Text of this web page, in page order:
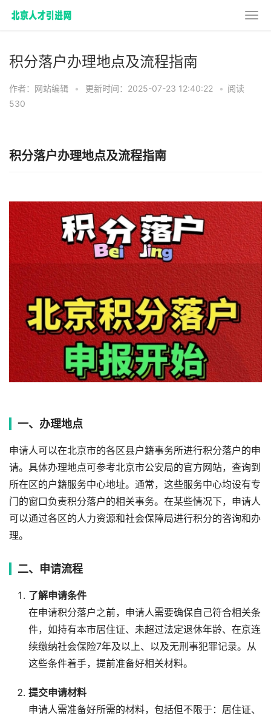
积分落户办理地点及流程指南
作者：网站编辑 • 更新时间：2025-07-23 12:40:22 • 阅读
530
积分落户办理地点及流程指南
一、办理地点
申请人可以在北京市的各区县户籍事务所进行积分落户的申
请。具体办理地点可参考北京市公安局的官方网站，查询到
所在区的户籍服务中心地址。通常，这些服务中心均设有专
门的窗口负责积分落户的相关事务。在某些情况下，申请人
可以通过各区的人力资源和社会保障局进行积分的咨询和办
理。
二、申请流程
了解申请条件
在申请积分落户之前，申请人需要确保自己符合相关条
件，如持有本市居住证、未超过法定退休年龄、在京连
续缴纳社会保险7年及以上、以及无刑事犯罪记录。从
这些条件着手，提前准备好相关材料。
提交申请材料
申请人需准备好所需的材料，包括但不限于：居住证、